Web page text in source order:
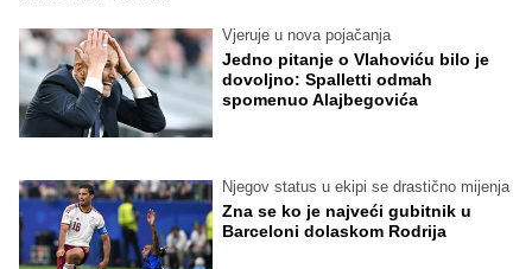
Vjeruje u nova pojačanja
Jedno pitanje o Vlahoviću bilo je
dovoljno: Spalletti odmah
spomenuo Alajbegovića
Njegov status u ekipi se drastično mijenja
Zna se ko je najveći gubitnik u
Barceloni dolaskom Rodrija